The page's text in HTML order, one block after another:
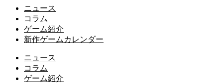
ニュース
コラム
ゲーム紹介
新作ゲームカレンダー
ニュース
コラム
ゲーム紹介